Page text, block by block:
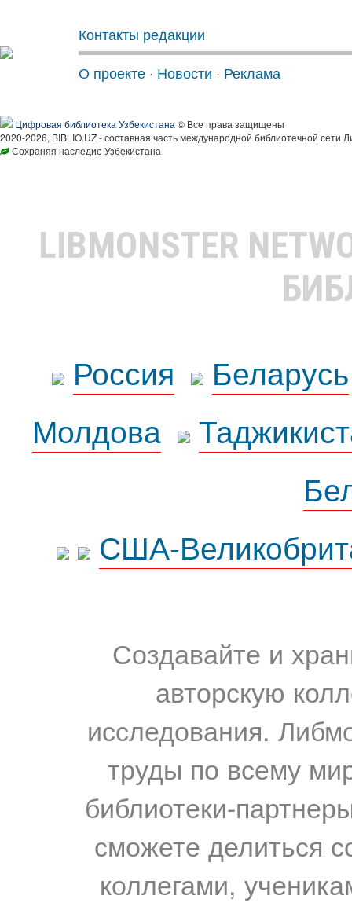
Контакты редакции
О проекте · Новости · Реклама
Цифровая библиотека Узбекистана © Все права защищены
2020-2026, BIBLIO.UZ - составная часть международной библиотечной сети
Сохраняя наследие Узбекистана
LIBMONSTER
Россия
Беларусь
Молдова
США-
Создавайте и
авторскую
исследования.
труды по всему
библиотеки-
сможете делиться
коллегами,